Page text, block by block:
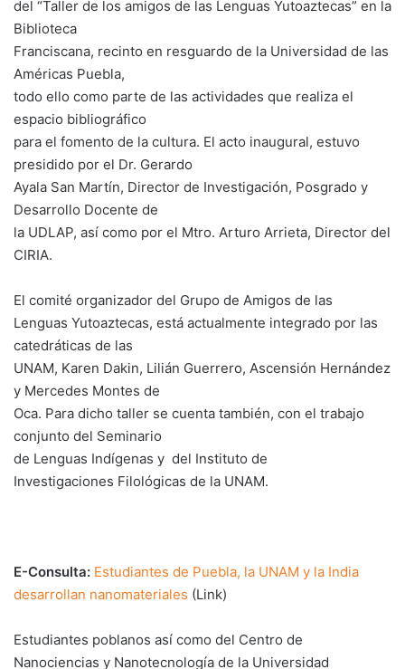
del “Taller de los amigos de las Lenguas Yutoaztecas” en la
Biblioteca
Franciscana, recinto en resguardo de la Universidad de las
Américas Puebla,
todo ello como parte de las actividades que realiza el
espacio bibliográfico
para el fomento de la cultura. El acto inaugural, estuvo
presidido por el Dr. Gerardo
Ayala San Martín, Director de Investigación, Posgrado y
Desarrollo Docente de
la UDLAP, así como por el Mtro. Arturo Arrieta, Director del
CIRIA.
El comité organizador del Grupo de Amigos de las
Lenguas Yutoaztecas, está actualmente integrado por las
catedráticas de las
UNAM, Karen Dakin, Lilián Guerrero, Ascensión Hernández
y Mercedes Montes de
Oca. Para dicho taller se cuenta también, con el trabajo
conjunto del Seminario
de Lenguas Indígenas y del Instituto de
Investigaciones Filológicas de la UNAM.
E-Consulta: Estudiantes de Puebla, la UNAM y la India
desarrollan nanomateriales (Link)
Estudiantes poblanos así como del Centro de
Nanociencias y Nanotecnología de la Universidad